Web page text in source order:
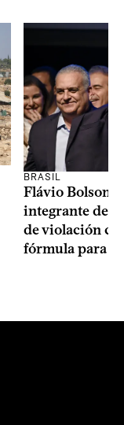
BRASIL
Flávio
integrante de
de violación
fórmula para